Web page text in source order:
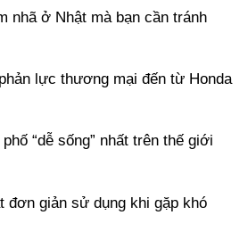
nhã ở Nhật mà bạn cần tránh
lực thương mại đến từ Honda
“dễ sống” nhất trên thế giới
đơn giản sử dụng khi gặp khó